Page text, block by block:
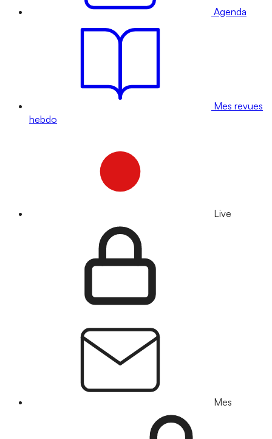
Agenda
Mes revues
hebdo
Live
Mes